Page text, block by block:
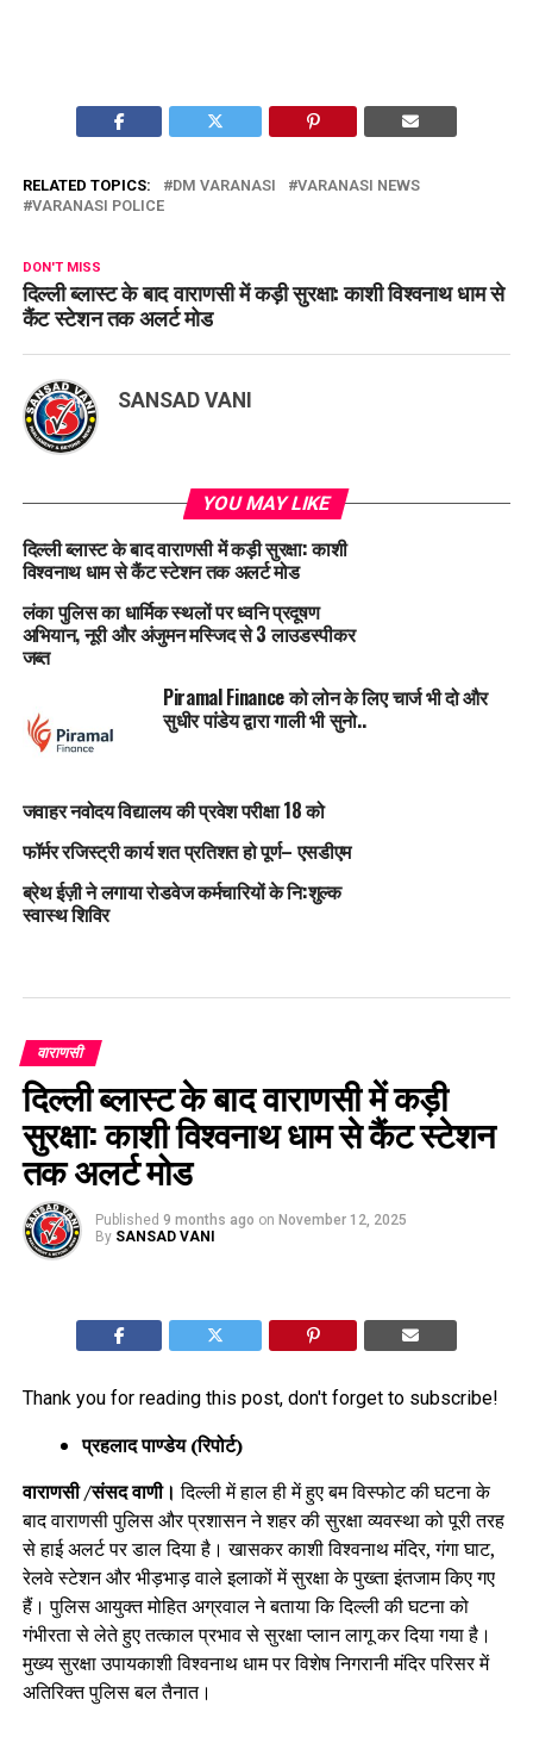
RELATED TOPICS: DM VARANASI
VARANASI NEWS
VARANASI POLICE
DON'T MISS
दिल्ली ब्लास्ट के बाद वाराणसी में कड़ी सुरक्षा: काशी विश्वनाथ धाम से
कैंट स्टेशन तक अलर्ट मोड
SANSAD VANI
YOU MAY LIKE
दिल्ली ब्लास्ट के बाद वाराणसी में कड़ी सुरक्षा: काशी
विश्वनाथ धाम से कैंट स्टेशन तक अलर्ट मोड
लंका पुलिस का धार्मिक स्थलों पर ध्वनि प्रदूषण
अभियान, नूरी और अंजुमन मस्जिद से 3 लाउडस्पीकर
जब्त
Piramal Finance को लोन के लिए चार्ज भी दो और
सुधीर पांडेय द्वारा गाली भी सुनो..
जवाहर नवोदय विद्यालय की प्रवेश परीक्षा 18 को
फॉर्मर रजिस्ट्री कार्य शत प्रतिशत हो पूर्ण– एसडीएम
ब्रेथ ईज़ी ने लगाया रोडवेज कर्मचारियों के नि:शुल्क
स्वास्थ शिविर
वाराणसी
दिल्ली ब्लास्ट के बाद वाराणसी में कड़ी
सुरक्षा: काशी विश्वनाथ धाम से कैंट स्टेशन
तक अलर्ट मोड
Published 9 months ago on November 12, 2025
By SANSAD VANI
Thank you for reading this post, don't forget to subscribe!
प्रहलाद पाण्डेय (रिपोर्ट)
वाराणसी /संसद वाणी। दिल्ली में हाल ही में हुए बम विस्फोट की घटना के
बाद वाराणसी पुलिस और प्रशासन ने शहर की सुरक्षा व्यवस्था को पूरी तरह
से हाई अलर्ट पर डाल दिया है। खासकर काशी विश्वनाथ मंदिर, गंगा घाट,
रेलवे स्टेशन और भीड़भाड़ वाले इलाकों में सुरक्षा के पुख्ता इंतजाम किए गए
हैं। पुलिस आयुक्त मोहित अग्रवाल ने बताया कि दिल्ली की घटना को
गंभीरता से लेते हुए तत्काल प्रभाव से सुरक्षा प्लान लागू कर दिया गया है।
मुख्य सुरक्षा उपायकाशी विश्वनाथ धाम पर विशेष निगरानी मंदिर परिसर में
अतिरिक्त पुलिस बल तैनात।